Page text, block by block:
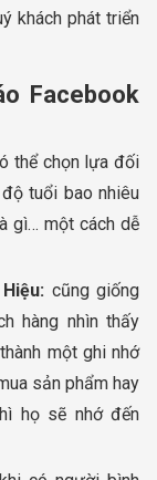
khách phát triển
Facebook
thể chọn lựa đối
tuổi bao nhiêu
gì… một cách dễ
cũng giống
hàng nhìn thấy
một ghi nhớ
sản phẩm hay
họ sẽ nhớ đến